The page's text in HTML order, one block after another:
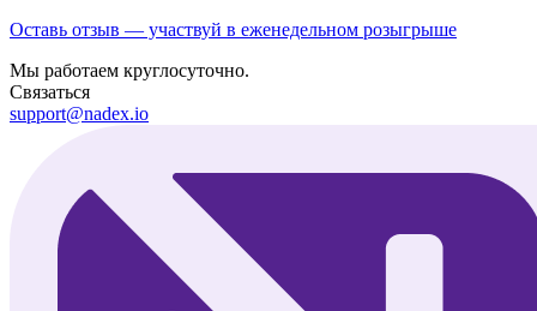
Оставь отзыв — участвуй в еженедельном розыгрыше
Мы работаем круглосуточно.
Связаться
support@nadex.io